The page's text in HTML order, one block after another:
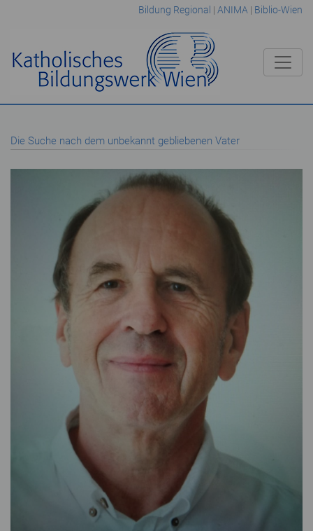
Bildung Regional | ANIMA | Biblio-Wien
Die Suche nach dem unbekannt gebliebenen Vater